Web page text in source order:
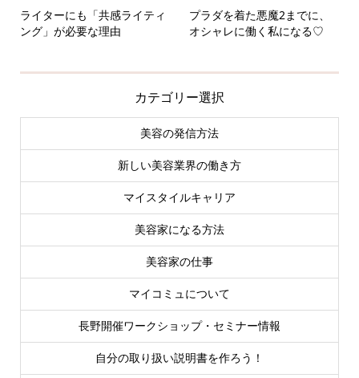
ライターにも「共感ライティ
ング」が必要な理由
プラダを着た悪魔2までに、
オシャレに働く私になる♡
カテゴリー選択
美容の発信方法
新しい美容業界の働き方
マイスタイルキャリア
美容家になる方法
美容家の仕事
マイコミュについて
長野開催ワークショップ・セミナー情報
自分の取り扱い説明書を作ろう！